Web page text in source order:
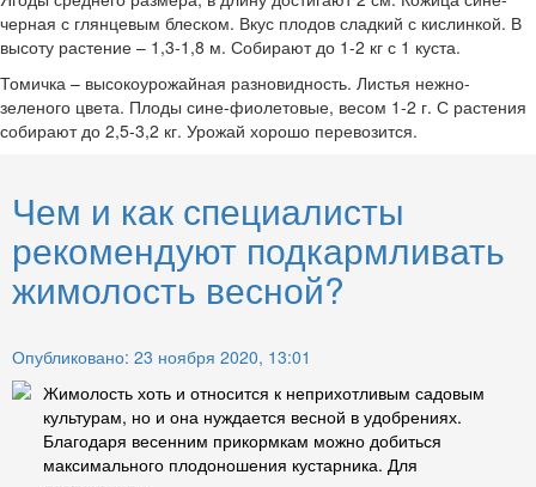
черная с глянцевым блеском. Вкус плодов сладкий с кислинкой. В
высоту растение – 1,3-1,8 м. Собирают до 1-2 кг с 1 куста.
Томичка – высокоурожайная разновидность. Листья нежно-
зеленого цвета. Плоды сине-фиолетовые, весом 1-2 г. С растения
собирают до 2,5-3,2 кг. Урожай хорошо перевозится.
Чем и как специалисты
рекомендуют подкармливать
жимолость весной?
Опубликовано: 23 ноября 2020, 13:01
Жимолость хоть и относится к неприхотливым садовым
культурам, но и она нуждается весной в удобрениях.
Благодаря весенним прикормкам можно добиться
максимального плодоношения кустарника. Для